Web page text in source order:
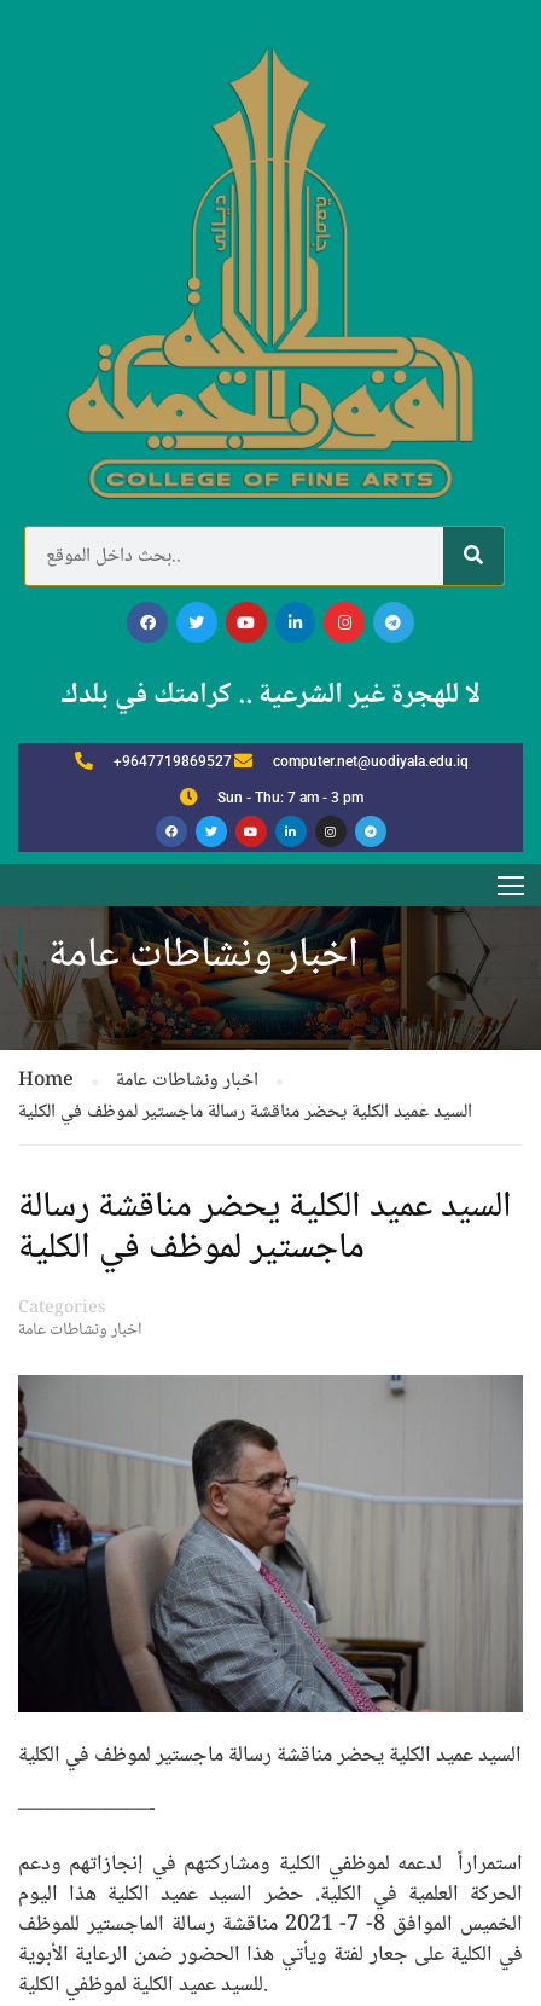
لا للهجرة غير الشرعية .. كرامتك في بلدك
+9647719869527 computer.net@uodiyala.edu.iq
Sun - Thu: 7 am - 3 pm
اخبار ونشاطات عامة
Home
اخبار ونشاطات عامة
السيد عميد الكلية يحضر مناقشة رسالة ماجستير لموظف في الكلية
السيد عميد الكلية يحضر مناقشة رسالة
ماجستير لموظف في الكلية
Categories
اخبار ونشاطات عامة
السيد عميد الكلية يحضر مناقشة رسالة ماجستير لموظف في الكلية
——————-
استمراراً لدعمه لموظفي الكلية ومشاركتهم في إنجازاتهم ودعم
الحركة العلمية في الكلية. حضر السيد عميد الكلية هذا اليوم
الخميس الموافق 8- 7- 2021 مناقشة رسالة الماجستير للموظف
في الكلية على جعار لفتة ويأتي هذا الحضور ضمن الرعاية الأبوية
للسيد عميد الكلية لموظفي الكلية.